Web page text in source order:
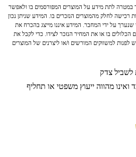
במטרה לתת מידע על המוצרים המפורסמים בו ולאפשר
רכישה לחלק מהמוצרים הנזכרים בו. המידע שניתן נכון
שנערך על ידי המחבר. המידע איננו מייצג בהכרח את
הכלולים בו או את המחיר הנזכר לצידו. כדי לקבל את
לפנות למשווקים המורשים ו/או ליצרנים של המוצרים
מהווה ייעוץ משפטי או תחליף